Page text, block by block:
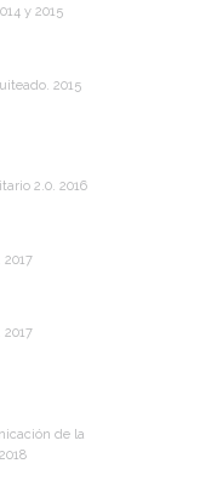
y 2015
2015
2.0. 2016
de la